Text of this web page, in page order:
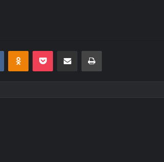
VKontakteOdnoklassniki
Pocket E-Posta ile paylaş Yazdır